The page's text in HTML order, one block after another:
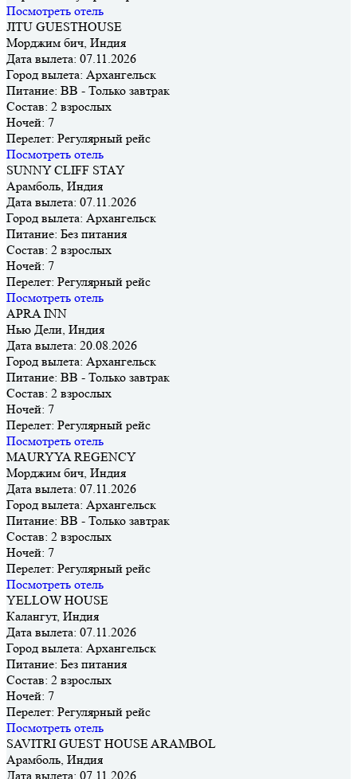
Посмотреть отель
JITU GUESTHOUSE
Морджим бич, Индия
Дата вылета: 07.11.2026
Город вылета: Архангельск
Питание: BB - Только завтрак
Состав: 2 взрослых
Ночей: 7
Перелет: Регулярный рейс
Посмотреть отель
SUNNY CLIFF STAY
Арамболь, Индия
Дата вылета: 07.11.2026
Город вылета: Архангельск
Питание: Без питания
Состав: 2 взрослых
Ночей: 7
Перелет: Регулярный рейс
Посмотреть отель
APRA INN
Нью Дели, Индия
Дата вылета: 20.08.2026
Город вылета: Архангельск
Питание: BB - Только завтрак
Состав: 2 взрослых
Ночей: 7
Перелет: Регулярный рейс
Посмотреть отель
MAURYYA REGENCY
Морджим бич, Индия
Дата вылета: 07.11.2026
Город вылета: Архангельск
Питание: BB - Только завтрак
Состав: 2 взрослых
Ночей: 7
Перелет: Регулярный рейс
Посмотреть отель
YELLOW HOUSE
Калангут, Индия
Дата вылета: 07.11.2026
Город вылета: Архангельск
Питание: Без питания
Состав: 2 взрослых
Ночей: 7
Перелет: Регулярный рейс
Посмотреть отель
SAVITRI GUEST HOUSE ARAMBOL
Арамболь, Индия
Дата вылета: 07.11.2026